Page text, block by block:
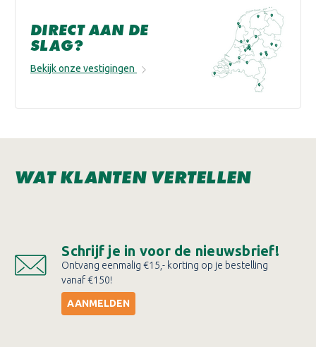
DIRECT AAN DE
SLAG?
Bekijk onze vestigingen
WAT KLANTEN VERTELLEN
Schrijf je in voor de nieuwsbrief!
Ontvang eenmalig €15,- korting op je bestelling
vanaf €150!
AANMELDEN